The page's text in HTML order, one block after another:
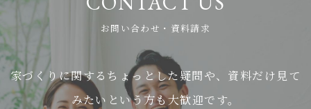
お問い合わせ・資料請求
家づくりに関するちょっとした疑問や、資料だけ見て
みたいという方も大歓迎です。